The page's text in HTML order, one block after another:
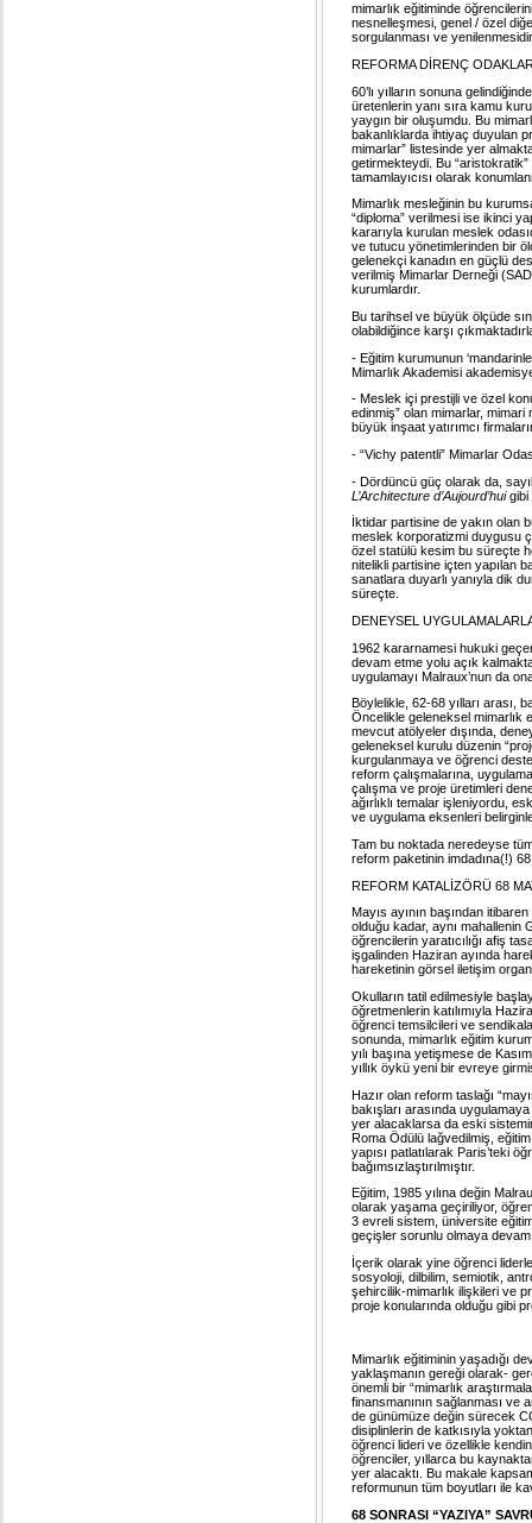
mimarlık eğitiminde
nesnelleşmesi, genel / özel
sorgulanması ve
REFORMA DİRENÇ
60’lı yılların sonuna
üretenlerin yanı sıra kamu
yaygın bir oluşumdu. Bu
bakanlıklarda ihtiyaç duyulan
mimarlar” listesinde yer
getirmekteydi. Bu
tamamlayıcısı olarak
Mimarlık mesleğinin bu
“diploma” verilmesi ise ikinci
kararıyla kurulan meslek
ve tutucu yönetimlerinden bir
gelenekçi kanadın en güçlü
verilmiş Mimarlar Derneği
kurumlardır.
Bu tarihsel ve büyük ölçüde
olabildiğince karşı
- Eğitim kurumunun
Mimarlık Akademisi
- Meslek içi prestijli ve özel
edinmiş” olan mimarlar,
büyük inşaat yatırımcı
- “Vichy patentli” Mimarlar
- Dördüncü güç olarak da,
L’Architecture d’Aujourd’huigibi
İktidar partisine de yakın olan
meslek korporatizmi duygusu
özel statülü kesim bu süreçte
nitelikli partisine içten yapılan
sanatlara duyarlı yanıyla dik
süreçte.
DENEYSEL
1962 kararnamesi hukuki
devam etme yolu açık
uygulamayı Malraux’nun da
Böylelikle, 62-68 yılları arası,
Öncelikle geleneksel mimarlık
mevcut atölyeler dışında,
geleneksel kurulu düzenin
kurgulanmaya ve öğrenci
reform çalışmalarına,
çalışma ve proje üretimleri
ağırlıklı temalar işleniyordu,
ve uygulama eksenleri
Tam bu noktada neredeyse
reform paketinin imdadına(!)
REFORM KATALİZÖRÜ 68
Mayıs ayının başından
olduğu kadar, aynı mahallenin
öğrencilerin yaratıcılığı afiş
işgalinden Haziran ayında
hareketinin görsel iletişim
Okulların tatil edilmesiyle
öğretmenlerin katılımıyla
öğrenci temsilcileri ve
sonunda, mimarlık eğitim
yılı başına yetişmese de
yıllık öykü yeni bir evreye
Hazır olan reform taslağı
bakışları arasında
yer alacaklarsa da eski sistemin
Roma Ödülü lağvedilmiş,
yapısı patlatılarak Paris’teki
bağımsızlaştırılmıştır.
Eğitim, 1985 yılına değin
olarak yaşama geçiriliyor,
3 evreli sistem, üniversite
geçişler sorunlu olmaya
İçerik olarak yine öğrenci
sosyoloji, dilbilim, semiotik,
şehircilik-mimarlık ilişkileri ve
proje konularında olduğu gibi
Mimarlık eğitiminin yaşadığı
yaklaşmanın gereği olarak-
önemli bir “mimarlık
finansmanının sağlanması ve
de günümüze değin sürecek
disiplinlerin de katkısıyla
öğrenci lideri ve özellikle
öğrenciler, yıllarca bu
yer alacaktı. Bu makale
reformunun tüm boyutları ile
68 SONRASI “YAZIYA”